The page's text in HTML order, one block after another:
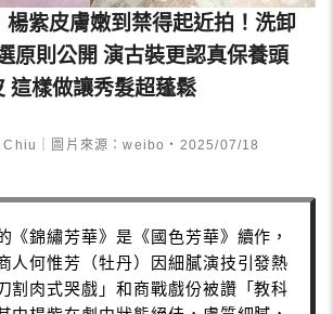
《錦繡芳華》是《國色芳華》續作，
人何惟芳（牡丹）因細膩演技引發熱
割肉式哭戲」和商戰戲份被讚「教科
楊紫皮膚嫩到禁得起近拍！洗卸
原則公開 演古裝更認真保養頭
這樣做讓秀髮超蓬鬆
｜圖片來源：weibo・2025/07/18